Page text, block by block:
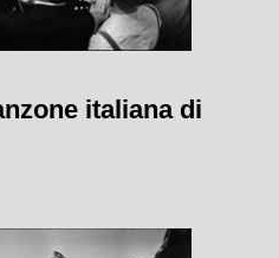
italiana di